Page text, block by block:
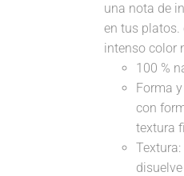
una nota de
en tus platos.
intenso color
100 %
Forma
con
textura